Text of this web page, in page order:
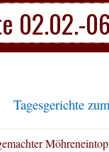
02.02.-
Tagesgerichte